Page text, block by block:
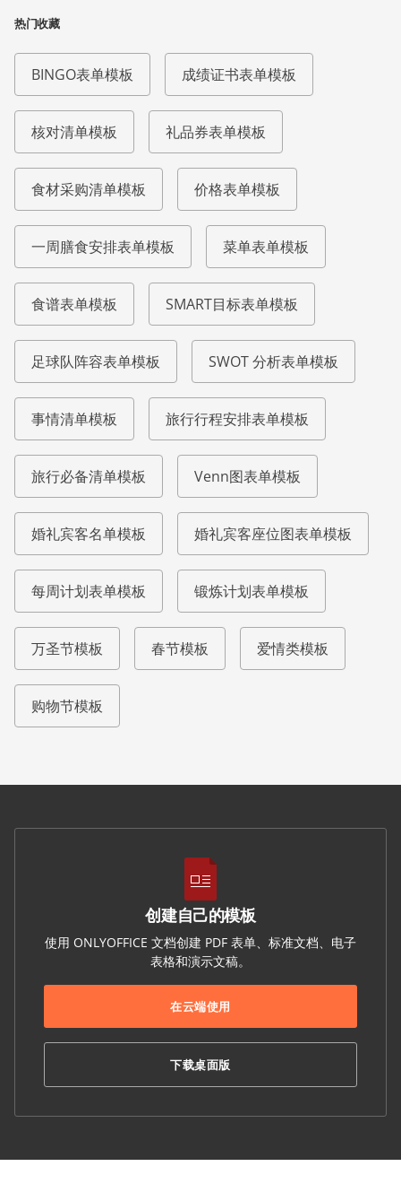
热门收藏
BINGO表单模板 成绩证书表单模板
核对清单模板 礼品券表单模板
食材采购清单模板 价格表单模板
一周膳食安排表单模板 菜单表单模板
食谱表单模板 SMART目标表单模板
足球队阵容表单模板 SWOT 分析表单模板
事情清单模板 旅行行程安排表单模板
旅行必备清单模板 Venn图表单模板
婚礼宾客名单模板 婚礼宾客座位图表单模板
每周计划表单模板 锻炼计划表单模板
万圣节模板 春节模板 爱情类模板
购物节模板
创建自己的模板
使用 ONLYOFFICE 文档创建 PDF 表单、标准文档、电子
表格和演示文稿。
在云端使用
下载桌面版